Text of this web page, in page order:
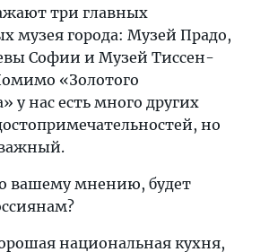
три главных
музея города: Музей Прадо,
Софии и Музей Тиссен-
«Золотого
у нас есть много других
но
вашему мнению, будет
национальная кухня,